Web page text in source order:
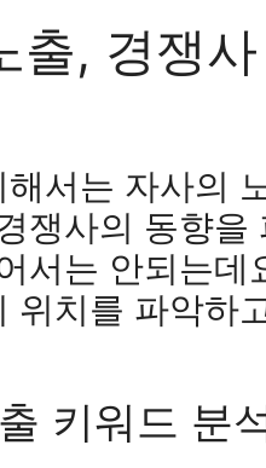
출, 경쟁
서는 자사의
쟁사의 동향을
서는 안되는데
위치를 파악하
키워드 분